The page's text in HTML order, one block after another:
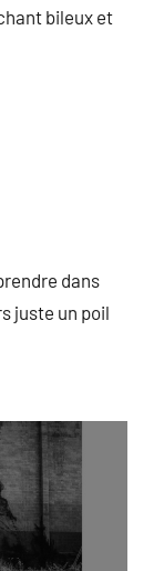
bileux et
dans
juste un poil